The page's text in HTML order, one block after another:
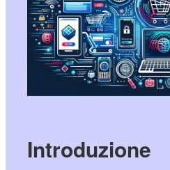
Introduzione